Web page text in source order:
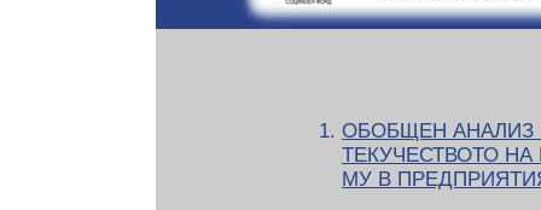
ОБОБЩЕН АНАЛИЗ
ТЕКУЧЕСТВОТО
МУ В